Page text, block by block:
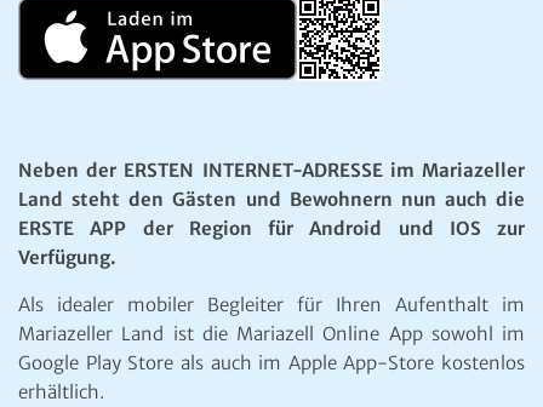
Neben der ERSTEN INTERNET-ADRESSE im Mariazeller
Land steht den Gästen und Bewohnern nun auch die
ERSTE APP der Region für Android und IOS zur
Verfügung.
Als idealer mobiler Begleiter für Ihren Aufenthalt im
Mariazeller Land ist die Mariazell Online App sowohl im
Google Play Store als auch im Apple App-Store kostenlos
erhältlich.